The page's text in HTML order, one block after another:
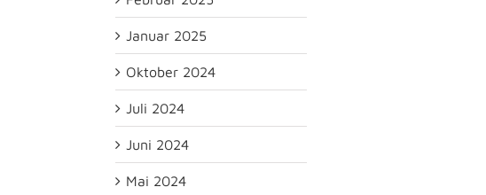
Januar 2025
Oktober 2024
Juli 2024
Juni 2024
Mai 2024